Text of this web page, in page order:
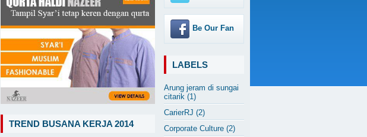
TREND BUSANA KERJA 2014
Be Our Fan
LABELS
Arung jeram di sungai
citarik (1)
CarierRJ (2)
Corporate Culture (2)